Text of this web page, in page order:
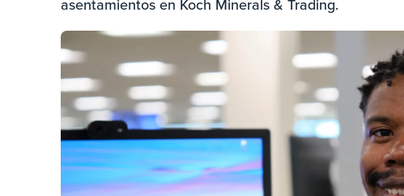
asentamientos en Koch Minerals & Trading.